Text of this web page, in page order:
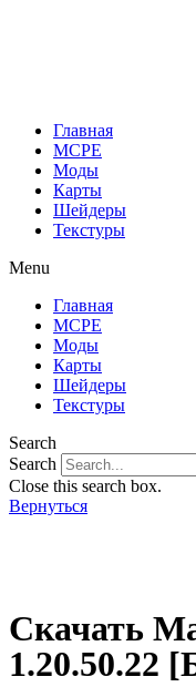
Главная
MCPE
Моды
Карты
Шейдеры
Текстуры
Menu
Главная
MCPE
Моды
Карты
Шейдеры
Текстуры
Search
Search
Close this search box.
Вернуться
Скачать
1.20.50.22